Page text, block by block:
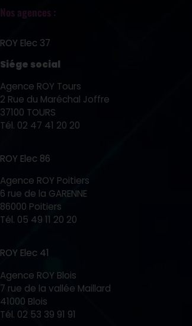
Nos agences :
ROY Elec 37
Siége social
Agence ROY Tours
2 Rue du Maréchal Joffre
37100 TOURS
Tél. 02 47 41 20 20
ROY Elec 86
Agence ROY Poitiers
6 rue de la GARENNE
86000 Poitiers
Tél. 05 49 11 20 20
ROY Elec 41
Agence ROY Blois
7 rue de la vallée Maillard
41000 Blois
Tél. 02 53 39 91 91